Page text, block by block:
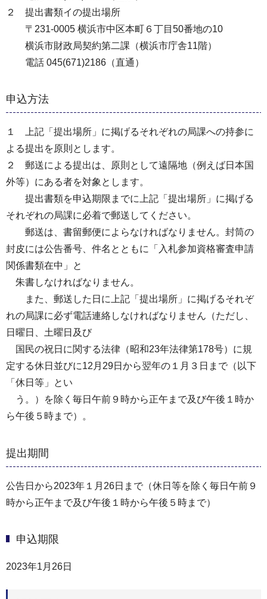
２ 提出書類イの提出場所
〒231-0005 横浜市中区本町６丁目50番地の10
横浜市財政局契約第二課（横浜市庁舎11階）
電話 045(671)2186（直通）
申込方法
１ 上記「提出場所」に掲げるそれぞれの局課への持参に
よる提出を原則とします。
２ 郵送による提出は、原則として遠隔地（例えば日本国
外等）にある者を対象とします。
提出書類を申込期限までに上記「提出場所」に掲げる
それぞれの局課に必着で郵送してください。
郵送は、書留郵便によらなければなりません。封筒の
封皮には公告番号、件名とともに「入札参加資格審査申請
関係書類在中」と
朱書しなければなりません。
また、郵送した日に上記「提出場所」に掲げるそれぞ
れの局課に必ず電話連絡しなければなりません（ただし、
日曜日、土曜日及び
国民の祝日に関する法律（昭和23年法律第178号）に規
定する休日並びに12月29日から翌年の１月３日まで（以下
「休日等」とい
う。）を除く毎日午前９時から正午まで及び午後１時か
ら午後５時まで）。
提出期間
公告日から2023年１月26日まで（休日等を除く毎日午前９
時から正午まで及び午後１時から午後５時まで）
申込期限
2023年1月26日